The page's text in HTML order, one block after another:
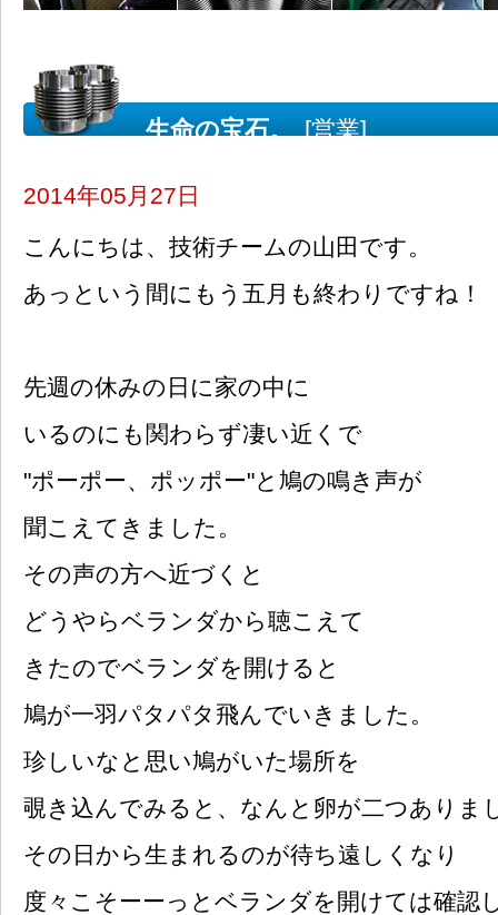
生命の宝石。 [営業]
2014年05月27日
こんにちは、技術チームの山田です。
あっという間にもう五月も終わりですね！
先週の休みの日に家の中に
いるのにも関わらず凄い近くで
"ポーポー、ポッポー"と鳩の鳴き声が
聞こえてきました。
その声の方へ近づくと
どうやらベランダから聴こえて
きたのでベランダを開けると
鳩が一羽パタパタ飛んでいきました。
珍しいなと思い鳩がいた場所を
覗き込んでみると、なんと卵が二つありま
その日から生まれるのが待ち遠しくなり
度々こそーーっとベランダを開けては確認